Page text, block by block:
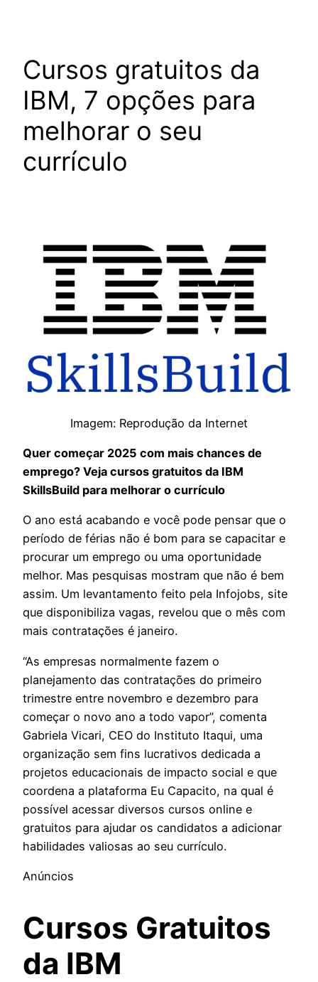
Cursos gratuitos da
IBM, 7 opções para
melhorar o seu
currículo
Imagem: Reprodução da Internet
Quer começar 2025 com mais chances de
emprego? Veja cursos gratuitos da IBM
SkillsBuild para melhorar o currículo
O ano está acabando e você pode pensar que o
período de férias não é bom para se capacitar e
procurar um emprego ou uma oportunidade
melhor. Mas pesquisas mostram que não é bem
assim. Um levantamento feito pela Infojobs, site
que disponibiliza vagas, revelou que o mês com
mais contratações é janeiro.
“As empresas normalmente fazem o
planejamento das contratações do primeiro
trimestre entre novembro e dezembro para
começar o novo ano a todo vapor”, comenta
Gabriela Vicari, CEO do Instituto Itaqui, uma
organização sem fins lucrativos dedicada a
projetos educacionais de impacto social e que
coordena a plataforma Eu Capacito, na qual é
possível acessar diversos cursos online e
gratuitos para ajudar os candidatos a adicionar
habilidades valiosas ao seu currículo.
Anúncios
Cursos Gratuitos
da IBM